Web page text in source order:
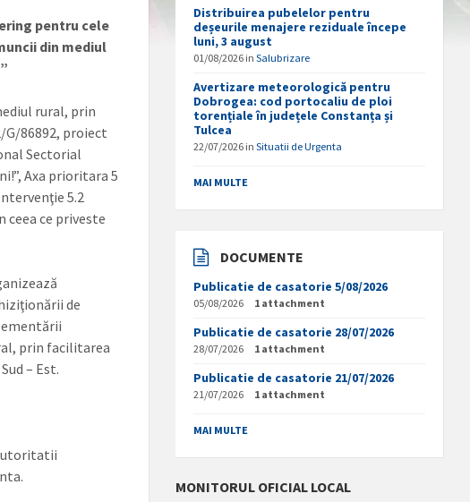
pentru cele
din mediul
rural, prin
G/86892, proiect
Sectorial
Axa prioritara 5
5.2
ce priveste
de
prin facilitarea
– Est.
Distribuirea pubelelor pentru
deșeurile menajere reziduale începe
luni, 3 august
01/08/2026 inSalubrizare
Avertizare meteorologică pentru
Dobrogea: cod portocaliu de ploi
torențiale în județele Constanța și
Tulcea
22/07/2026 inSituatii de Urgenta
MAI MULTE
DOCUMENTE
Publicatie de casatorie 5/08/2026
05/08/2026 1 attachment
Publicatie de casatorie 28/07/2026
28/07/2026 1 attachment
Publicatie de casatorie 21/07/2026
21/07/2026 1 attachment
MAI MULTE
MONITORUL OFICIAL LOCAL